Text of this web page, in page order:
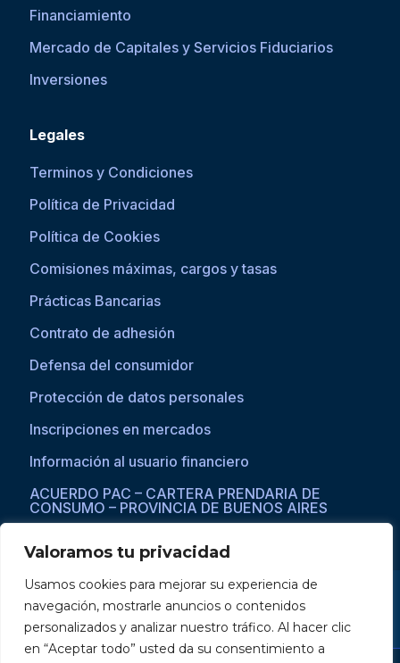
Valoramos tu privacidad
Usamos cookies para mejorar su experiencia de
navegación, mostrarle anuncios o contenidos
personalizados y analizar nuestro tráfico. Al hacer clic
en “Aceptar todo” usted da su consentimiento a
Financiamiento
Mercado de Capitales y Servicios Fiduciarios
Inversiones
Legales
Terminos y Condiciones
Política de Privacidad
Política de Cookies
Comisiones máximas, cargos y tasas
Prácticas Bancarias
Contrato de adhesión
Defensa del consumidor
Protección de datos personales
Inscripciones en mercados
Información al usuario financiero
ACUERDO PAC – CARTERA PRENDARIA DE
CONSUMO – PROVINCIA DE BUENOS AIRES
Si asistís a una persona con dificultades visuales para acceder a la
web, por favor ingresar a través del explorador Microsoft Edge,
donde se habilita la opción de reproducción de texto a voz